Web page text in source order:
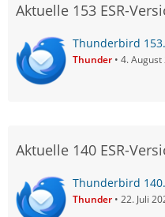
Aktuelle 153 ESR-
Thunderbird
Thunder 4. August
Aktuelle 140 ESR-
Thunderbird
Thunder 22. Juli